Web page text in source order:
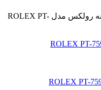
ساعت مچی مردانه رولکس مدل ROLEX PT-